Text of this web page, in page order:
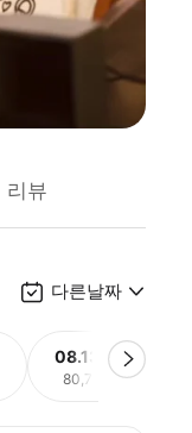
리뷰
다른날짜
08.13(목)
80,765원